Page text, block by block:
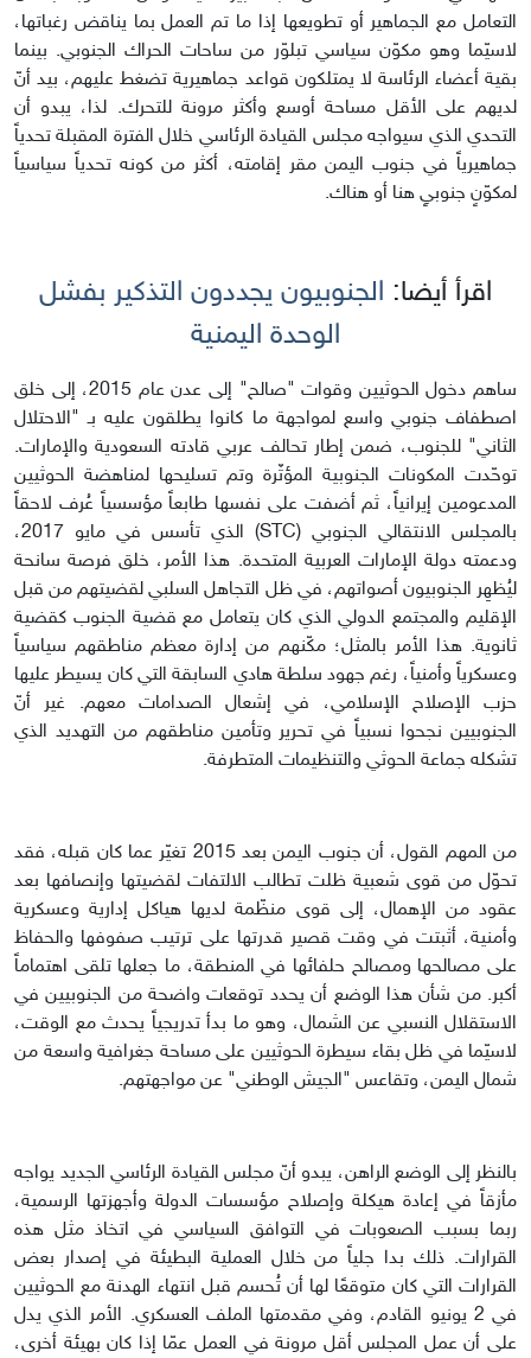
التعامل مع الجماهير أو تطويعها إذا ما تم العمل بما يناقض رغباتها،
لاسيّما وهو مكوّن سياسي تبلوّر من ساحات الحراك الجنوبي. بينما
بقية أعضاء الرئاسة لا يمتلكون قواعد جماهيرية تضغط عليهم، بيد أنّ
لديهم على الأقل مساحة أوسع وأكثر مرونة للتحرك. لذا، يبدو أن
التحدي الذي سيواجه مجلس القيادة الرئاسي خلال الفترة المقبلة تحدياً
جماهيرياً في جنوب اليمن مقر إقامته، أكثر من كونه تحدياً سياسياً
لمكوّنٍ جنوبيٍ هنا أو هناك.
اقرأ أيضا: الجنوبيون يجددون التذكير بفشل
الوحدة اليمنية
ساهم دخول الحوثيين وقوات "صالح" إلى عدن عام 2015، إلى خلق
اصطفاف جنوبي واسع لمواجهة ما كانوا يطلقون عليه بـ "الاحتلال
الثاني" للجنوب، ضمن إطار تحالف عربي قادته السعودية والإمارات.
توحّدت المكونات الجنوبية المؤثّرة وتم تسليحها لمناهضة الحوثيين
المدعومين إيرانياً، ثم أضفت على نفسها طابعاً مؤسسياً عُرف لاحقاً
بالمجلس الانتقالي الجنوبي (STC) الذي تأسس في مايو 2017،
ودعمته دولة الإمارات العربية المتحدة. هذا الأمر، خلق فرصة سانحة
ليُظهِر الجنوبيون أصواتهم، في ظل التجاهل السلبي لقضيتهم من قبل
الإقليم والمجتمع الدولي الذي كان يتعامل مع قضية الجنوب كقضية
ثانوية. هذا الأمر بالمثل؛ مكّنهم من إدارة معظم مناطقهم سياسياً
وعسكرياً وأمنياً، رغم جهود سلطة هادي السابقة التي كان يسيطر عليها
حزب الإصلاح الإسلامي، في إشعال الصدامات معهم. غير أنّ
الجنوبيين نجحوا نسبياً في تحرير وتأمين مناطقهم من التهديد الذي
تشكله جماعة الحوثي والتنظيمات المتطرفة.
من المهم القول، أن جنوب اليمن بعد 2015 تغيّر عما كان قبله، فقد
تحوّل من قوى شعبية ظلت تطالب الالتفات لقضيتها وإنصافها بعد
عقود من الإهمال، إلى قوى منظّمة لديها هياكل إدارية وعسكرية
وأمنية، أثبتت في وقت قصير قدرتها على ترتيب صفوفها والحفاظ
على مصالحها ومصالح حلفائها في المنطقة، ما جعلها تلقى اهتماماً
أكبر. من شأن هذا الوضع أن يحدد توقعات واضحة من الجنوبيين في
الاستقلال النسبي عن الشمال، وهو ما بدأ تدريجياً يحدث مع الوقت،
لاسيّما في ظل بقاء سيطرة الحوثيين على مساحة جغرافية واسعة من
شمال اليمن، وتقاعس "الجيش الوطني" عن مواجهتهم.
بالنظر إلى الوضع الراهن، يبدو أنّ مجلس القيادة الرئاسي الجديد يواجه
مأزقاً في إعادة هيكلة وإصلاح مؤسسات الدولة وأجهزتها الرسمية،
ربما بسبب الصعوبات في التوافق السياسي في اتخاذ مثل هذه
القرارات. ذلك بدا جلياً من خلال العملية البطيئة في إصدار بعض
القرارات التي كان متوقعًا لها أن تُحسم قبل انتهاء الهدنة مع الحوثيين
في 2 يونيو القادم، وفي مقدمتها الملف العسكري. الأمر الذي يدل
على أن عمل المجلس أقل مرونة في العمل عمّا إذا كان بهيئة أخرى،